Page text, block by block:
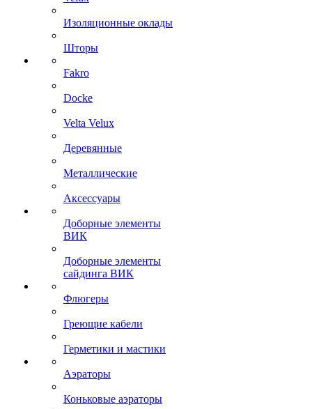
Изоляционные оклады
Шторы
Fakro
Docke
Velta Velux
Деревянные
Металлические
Аксессуары
Доборные элементы
ВИК
Доборные элементы
сайдинга ВИК
Флюгеры
Греющие кабели
Герметики и мастики
Аэраторы
Коньковые аэраторы